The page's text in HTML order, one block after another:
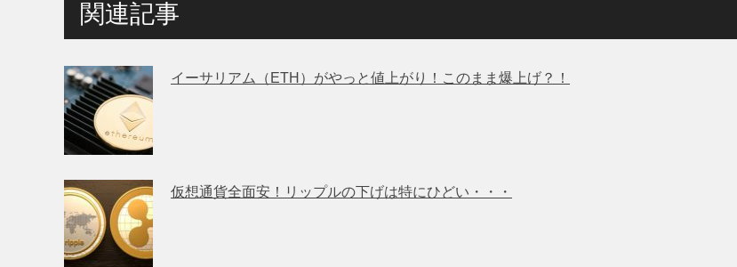
関連記事
イーサリアム（ETH）がやっと値上がり！このまま爆上げ？！
仮想通貨全面安！リップルの下げは特にひどい・・・